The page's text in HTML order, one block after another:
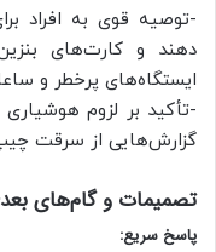
-توصیه قوی به افراد
دهند و کارت‌های
ایستگاه‌های پرخطر و
-تأکید بر لزوم
گزارش‌هایی از سرقت
تصمیمات و گام‌های
پاسخ سریع: